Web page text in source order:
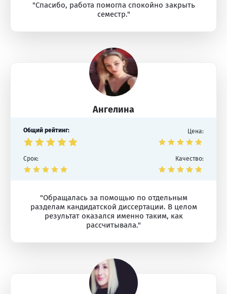
"Спасибо, работа помогла спокойно закрыть
семестр."
Ангелина
Общий рейтинг: Цена:
Срок: Качество:
"Обращалась за помощью по отдельным
разделам кандидатской диссертации. В целом
результат оказался именно таким, как
рассчитывала."